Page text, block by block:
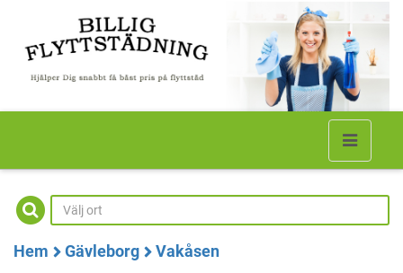
Hem Gävleborg Vakåsen